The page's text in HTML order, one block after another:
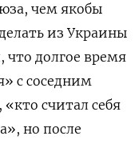
чем якобы
из Украины
долгое время
с соседним
«кто считал себя
но после